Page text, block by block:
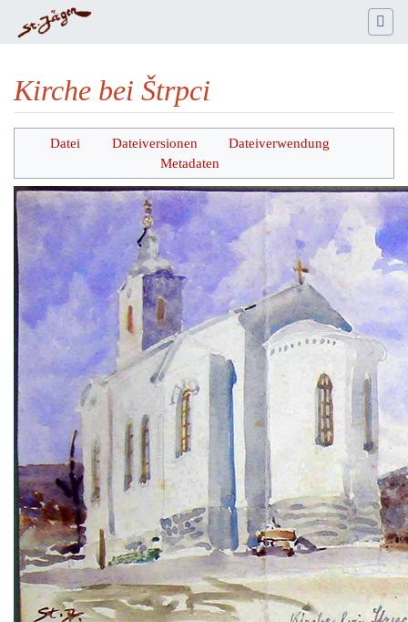
Kirche bei Štrpci
Wechseln zu: Navigation,Suche
Datei Dateiversionen
Dateiverwendung
Metadaten